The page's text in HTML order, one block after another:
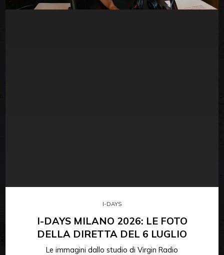
I-DAYS
I-DAYS MILANO 2026: LE FOTO
DELLA DIRETTA DEL 6 LUGLIO
Le immagini dallo studio di Virgin Radio